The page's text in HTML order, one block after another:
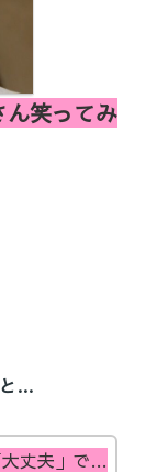
ん笑ってみ
と…
大丈夫」で…